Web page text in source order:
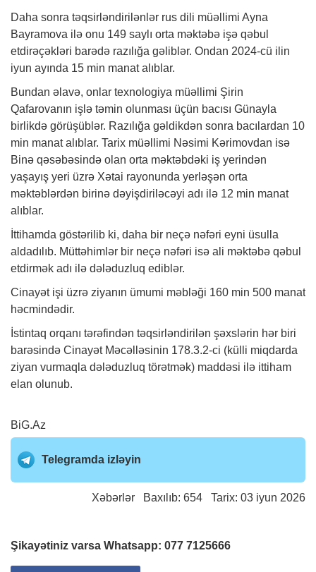
Daha sonra təqsirləndirilənlər rus dili müəllimi Ayna
Bayramova ilə onu 149 saylı orta məktəbə işə qəbul
etdirəçəkləri barədə razılığa gəliblər. Ondan 2024-cü ilin
iyun ayında 15 min manat alıblar.
Bundan əlavə, onlar texnologiya müəllimi Şirin
Qafarovanın işlə təmin olunması üçün bacısı Günayla
birlikdə görüşüblər. Razılığa gəldikdən sonra bacılardan 10
min manat alıblar. Tarix müəllimi Nəsimi Kərimovdan isə
Binə qəsəbəsində olan orta məktəbdəki iş yerindən
yaşayış yeri üzrə Xətai rayonunda yerləşən orta
məktəblərdən birinə dəyişdiriləcəyi adı ilə 12 min manat
alıblar.
İttihamda göstərilib ki, daha bir neçə nəfəri eyni üsulla
aldadılıb. Müttəhimlər bir neçə nəfəri isə ali məktəbə qəbul
etdirmək adı ilə dələduzluq ediblər.
Cinayət işi üzrə ziyanın ümumi məbləği 160 min 500 manat
həcmindədir.
İstintaq orqanı tərəfindən təqsirləndirilən şəxslərin hər biri
barəsində Cinayət Məcəlləsinin 178.3.2-ci (külli miqdarda
ziyan vurmaqla dələduzluq törətmək) maddəsi ilə ittiham
elan olunub.
BiG.Az
Telegramda izləyin
Xəbərlər Baxılıb: 654 Tarix: 03 iyun 2026
Şikayətiniz varsa Whatsapp: 077 7125666